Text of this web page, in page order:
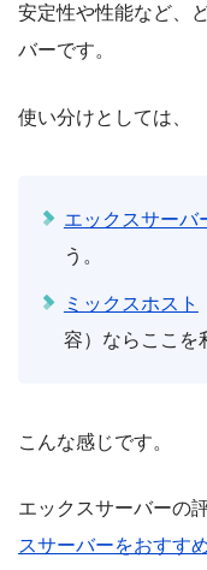
安定性や性能など、
バーです。
使い分けとしては、
エックスサーバ
う。
ミックスホスト
容）ならここを
こんな感じです。
エックスサーバーの
スサーバーをおすす